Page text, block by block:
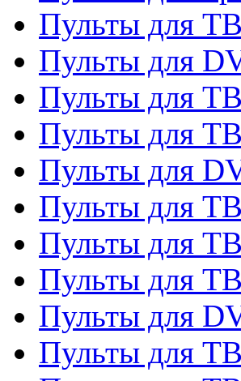
Пульты для ТВ
Пульты для
Пульты для ТВ
Пульты для ТВ
Пульты для
Пульты для ТВ
Пульты для ТВ
Пульты для ТВ
Пульты для
Пульты для ТВ